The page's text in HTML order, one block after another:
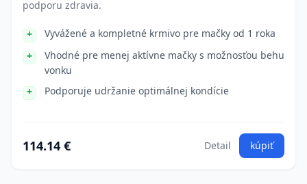
podporu zdravia.
Vyvážené a kompletné krmivo pre mačky od 1 roka
Vhodné pre menej aktívne mačky s možnosťou behu
vonku
Podporuje udržanie optimálnej kondície
114.14 € Detail kúpiť